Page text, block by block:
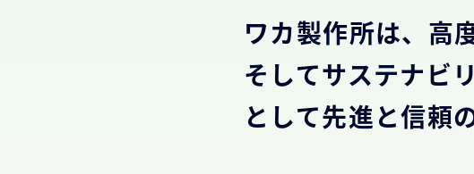
ワカ製作所は、高
そしてサステナビ
として先進と信頼